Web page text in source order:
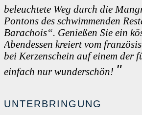
beleuchtete Weg durch die
Pontons des schwimmenden
Barachois“. Genießen Sie ein
Abendessen kreiert vom
bei Kerzenschein auf einem der
einfach nur wunderschön!
UNTERBRINGUNG